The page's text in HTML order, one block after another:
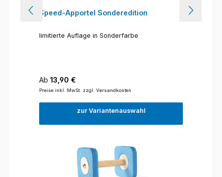
Speed-Apportel Sonderedition
limitierte Auflage in Sonderfarbe
Regulärer Preis:
Ab 13,90 €
Preise inkl. MwSt. zzgl. Versandkosten
zur Variantenauswahl